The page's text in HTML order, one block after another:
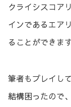
クライシスコア
インであるエア
ることができま
筆者もプレイし
結構困ったので